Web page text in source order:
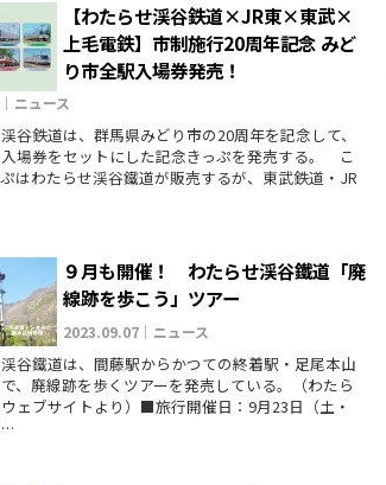
【わたらせ渓谷鉄道×JR東×東武×
上毛電鉄】市制施行20周年記念 みど
り市全駅入場券発売！
ニュース
谷鉄道は、群馬県みどり市の20周年を記念して、
場券をセットにした記念きっぷを発売する。 こ
はわたらせ渓谷鐵道が販売するが、東武鉄道・JR
９月も開催！ わたらせ渓谷鐵道「廃
線跡を歩こう」ツアー
2023.09.07｜ニュース
谷鐵道は、間藤駅からかつての終着駅・足尾本山
、廃線跡を歩くツアーを発売している。（わたら
ェブサイトより）■旅行開催日：9月23日（土・